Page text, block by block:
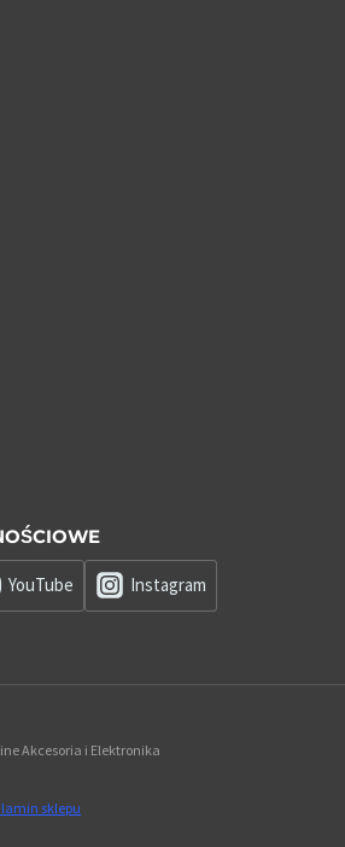
YouTube Instagram
Akcesoria i Elektronika
sklepu